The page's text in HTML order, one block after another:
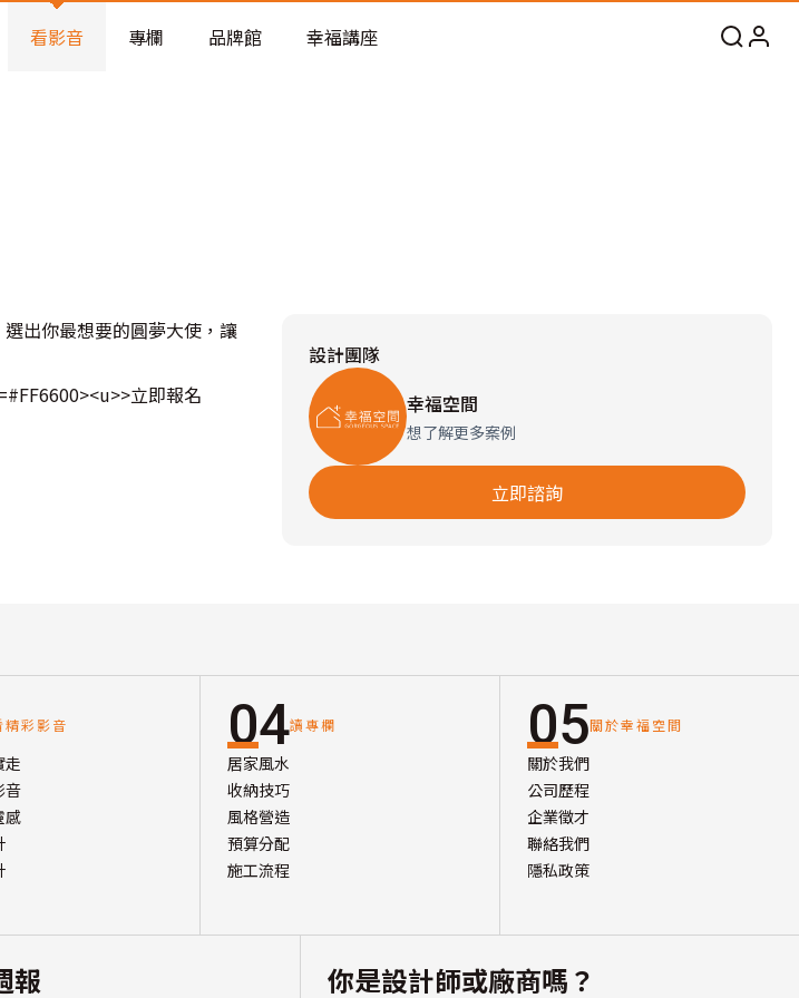
配與高 CP 值煥新術
看影音 專欄 品牌館 幸福講座
出你最想要的圓夢大使，讓
立即報名
設計團隊
幸福空間
想了解更多案例
立即諮詢
精彩影音
走
音
感
04讀專欄
居家風水
收納技巧
風格營造
預算分配
施工流程
05關於幸福空間
關於我們
公司歷程
企業徵才
聯絡我們
隱私政策
報 你是設計師或廠商嗎？